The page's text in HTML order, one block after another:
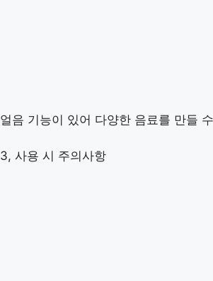
얼음 기능이 있어 다양한 음료를 만들
3, 사용 시 주의사항